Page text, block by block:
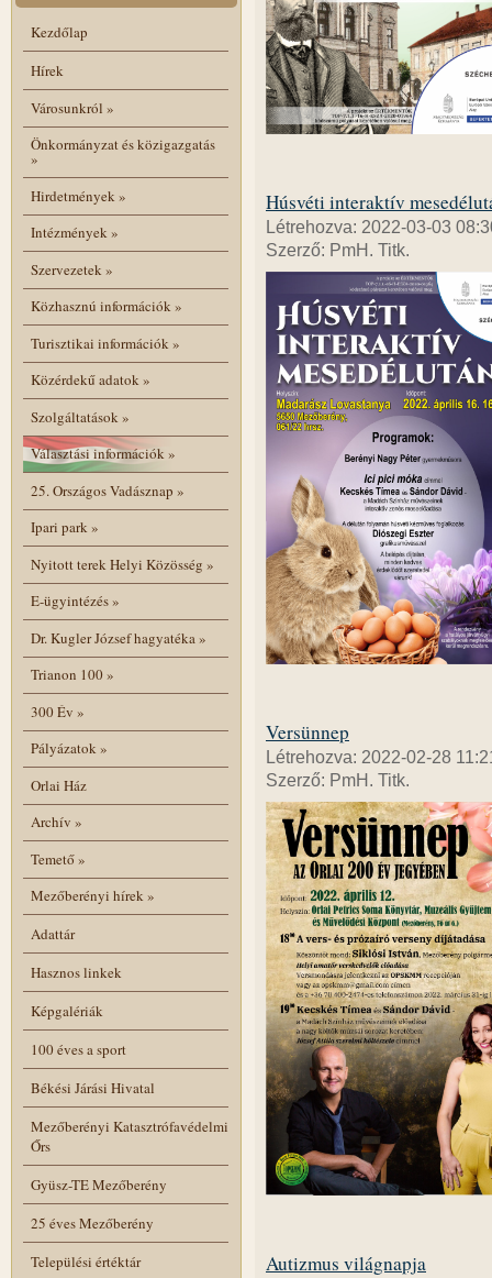
Kezdőlap
Hírek
Városunkról »
Önkormányzat és közigazgatás
»
Hirdetmények»
Intézmények»
Szervezetek»
Közhasznú információk»
Turisztikai információk»
Közérdekű adatok»
Szolgáltatások»
Választási információk»
25. Országos Vadásznap »
Ipari park»
Nyitott terek Helyi Közösség »
E-ügyintézés»
Dr. Kugler József hagyatéka»
Trianon 100»
300 Év »
Pályázatok»
Orlai Ház
Archív »
Temető»
Mezőberényi hírek»
Adattár
Hasznos linkek
Képgalériák
100 éves a sport
Békési Járási Hivatal
Mezőberényi Katasztrófavédelmi
Őrs
Gyüsz-TE Mezőberény
25 éves Mezőberény
Települési értéktár
Húsvéti interaktív
Létrehozva: 2022-03-03
Szerző: PmH. Titk.
Versünnep
Létrehozva: 2022-02-28
Szerző: PmH. Titk.
Autizmus világnapja